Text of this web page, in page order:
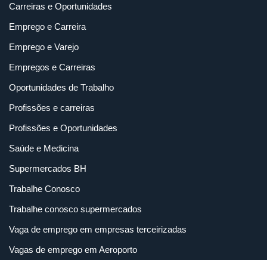
Carreiras e Oportunidades
Emprego e Carreira
Emprego e Varejo
Empregos e Carreiras
Oportunidades de Trabalho
Profissões e carreiras
Profissões e Oportunidades
Saúde e Medicina
Supermercados BH
Trabalhe Conosco
Trabalhe conosco supermercados
Vaga de emprego em empresas terceirizadas
Vagas de emprego em Aeroporto